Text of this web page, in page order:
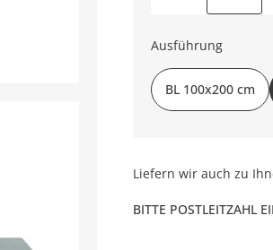
Ausführung
BL 100x200 cm
Liefern wir auch zu
BITTE POSTLEITZAHL